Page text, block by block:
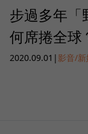
步過多年「
何席捲全球
2020.09.01 | 影音/新